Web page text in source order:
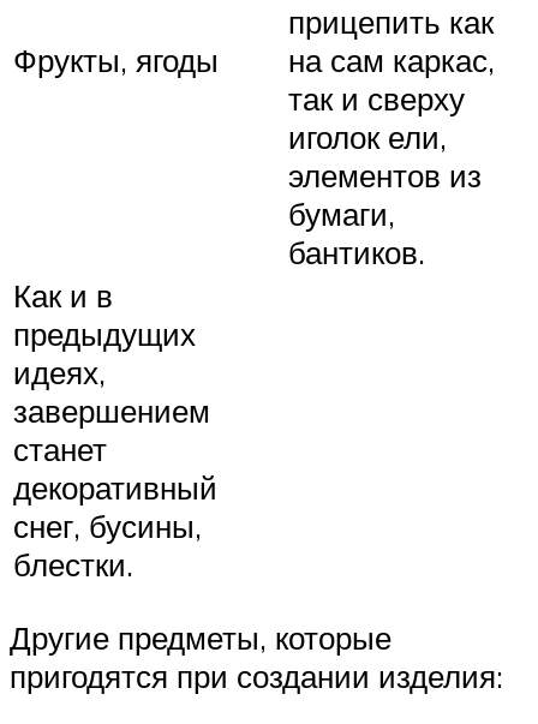
Фрукты, ягоды
прицепить как
на сам каркас,
так и сверху
иголок ели,
элементов из
бумаги,
бантиков.
Как и в
предыдущих
идеях,
завершением
станет
декоративный
снег, бусины,
блестки.
Другие предметы, которые
пригодятся при создании изделия: